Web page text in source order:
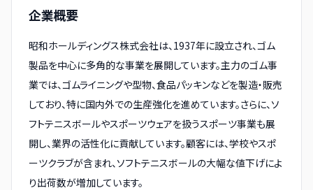
企業概要
昭和ホールディングス株式会社は、1937年に設立され、ゴム
製品を中心に多角的な事業を展開しています。主力のゴム事
業では、ゴムライニングや型物、食品パッキンなどを製造・販売
しており、特に国内外での生産強化を進めています。さらに、ソ
フトテニスボールやスポーツウェアを扱うスポーツ事業も展
開し、業界の活性化に貢献しています。顧客には、学校やスポ
ーツクラブが含まれ、ソフトテニスボールの大幅な値下げによ
り出荷数が増加しています。